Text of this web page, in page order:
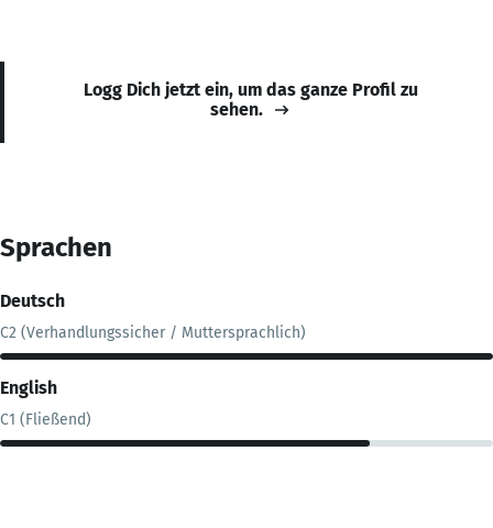
Logg Dich jetzt ein, um das ganze Profil zu
sehen.
Sprachen
Deutsch
C2 (Verhandlungssicher / Muttersprachlich)
English
C1 (Fließend)